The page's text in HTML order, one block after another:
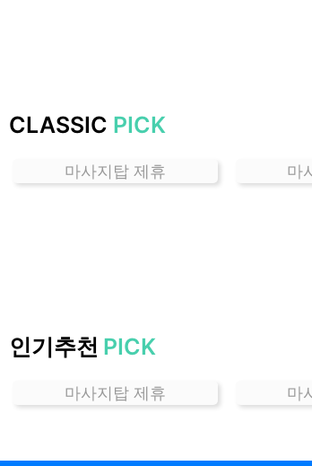
가
격
천
CLASSIC PICK
마사지탑 제휴 마
인기추천 PICK
마사지탑 제휴 마